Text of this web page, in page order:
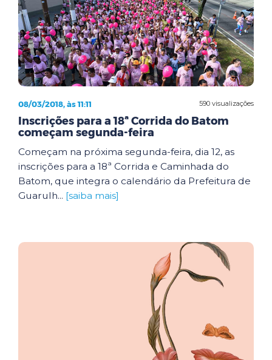
590 visualizações
08/03/2018, às 11:11
Inscrições para a 18ª Corrida do Batom
começam segunda-feira
Começam na próxima segunda-feira, dia 12, as
inscrições para a 18ª Corrida e Caminhada do
Batom, que integra o calendário da Prefeitura de
Guarulh... [saiba mais]